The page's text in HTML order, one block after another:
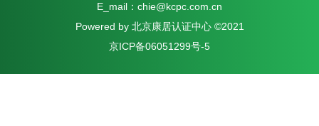
E_mail：chie@kcpc.com.cn
Powered by 北京康居认证中心 ©2021
京ICP备06051299号-5